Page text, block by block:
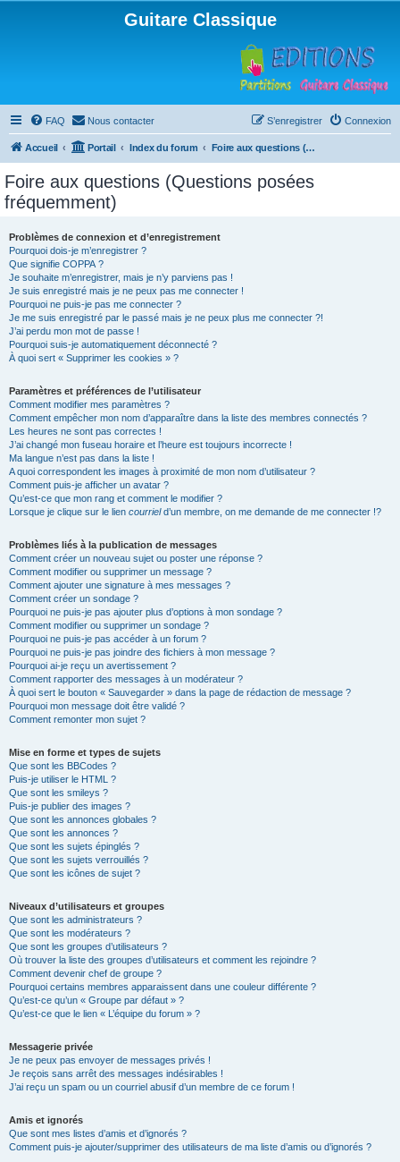
Guitare Classique
FAQ Nous contacter Connexion
S’enregistrer
Accueil Portail Index du forum Foire aux questions (Questions posées fréquemment)
Foire aux questions (Questions posées
fréquemment)
Problèmes de connexion et d’enregistrement
Pourquoi dois-je m’enregistrer ?
Que signifie COPPA ?
Je souhaite m’enregistrer, mais je n’y parviens pas !
Je suis enregistré mais je ne peux pas me connecter !
Pourquoi ne puis-je pas me connecter ?
Je me suis enregistré par le passé mais je ne peux plus me connecter ?!
J’ai perdu mon mot de passe !
Pourquoi suis-je automatiquement déconnecté ?
À quoi sert « Supprimer les cookies » ?
Paramètres et préférences de l’utilisateur
Comment modifier mes paramètres ?
Comment empêcher mon nom d’apparaître dans la liste des membres connectés ?
Les heures ne sont pas correctes !
J’ai changé mon fuseau horaire et l’heure est toujours incorrecte !
Ma langue n’est pas dans la liste !
A quoi correspondent les images à proximité de mon nom d’utilisateur ?
Comment puis-je afficher un avatar ?
Qu’est-ce que mon rang et comment le modifier ?
Lorsque je clique sur le lien courrield’un membre, on me demande de me connecter !?
Problèmes liés à la publication de messages
Comment créer un nouveau sujet ou poster une réponse ?
Comment modifier ou supprimer un message ?
Comment ajouter une signature à mes messages ?
Comment créer un sondage ?
Pourquoi ne puis-je pas ajouter plus d’options à mon sondage ?
Comment modifier ou supprimer un sondage ?
Pourquoi ne puis-je pas accéder à un forum ?
Pourquoi ne puis-je pas joindre des fichiers à mon message ?
Pourquoi ai-je reçu un avertissement ?
Comment rapporter des messages à un modérateur ?
À quoi sert le bouton « Sauvegarder » dans la page de rédaction de message ?
Pourquoi mon message doit être validé ?
Comment remonter mon sujet ?
Mise en forme et types de sujets
Que sont les BBCodes ?
Puis-je utiliser le HTML ?
Que sont les smileys ?
Puis-je publier des images ?
Que sont les annonces globales ?
Que sont les annonces ?
Que sont les sujets épinglés ?
Que sont les sujets verrouillés ?
Que sont les icônes de sujet ?
Niveaux d’utilisateurs et groupes
Que sont les administrateurs ?
Que sont les modérateurs ?
Que sont les groupes d’utilisateurs ?
Où trouver la liste des groupes d’utilisateurs et comment les rejoindre ?
Comment devenir chef de groupe ?
Pourquoi certains membres apparaissent dans une couleur différente ?
Qu’est-ce qu’un « Groupe par défaut » ?
Qu’est-ce que le lien « L’équipe du forum » ?
Messagerie privée
Je ne peux pas envoyer de messages privés !
Je reçois sans arrêt des messages indésirables !
J’ai reçu un spam ou un courriel abusif d’un membre de ce forum !
Amis et ignorés
Que sont mes listes d’amis et d’ignorés ?
Comment puis-je ajouter/supprimer des utilisateurs de ma liste d’amis ou d’ignorés ?